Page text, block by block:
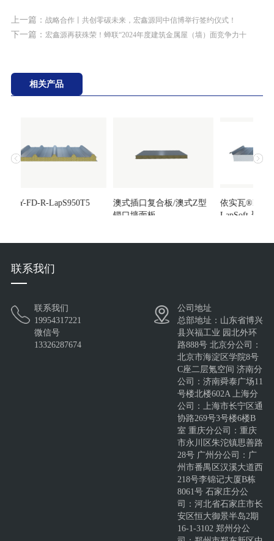
上一篇： 战略合作丨共创零碳未来，宏鑫源同中信博举行签约仪式！
下一篇： 宏鑫源再获殊荣！蝉联“2024年度建筑金属屋（墙）面竞争力十
相关产品
HXY-FD-R-LapS950T5
澳式插口复合板/澳式Z型
锁口墙面板
依实瓦
LapSoft-聚氨
澳式插口复合板/澳式Z型
锁口墙面板
依实瓦®InsulateRoof®-
LapSoft-聚氨酯金
联系我们
联系我们
19954317221
微信号
13326287674
公司地址
总部地址：山东省博兴
县兴福工业 园北外环
路888号 北京分公司：
北京市海淀区学院8号
C座二层氪空间 济南分
公司：济南舜泰广场11
号楼北楼602A 上海分
公司：上海市长宁区通
协路269号3号楼6楼B
室 重庆分公司：重庆
市永川区朱沱镇思善路
28号 广州分公司：广
州市番禺区汉溪大道西
218号李锦记大厦B栋
8061号 石家庄分公
司：河北省石家庄市长
安区恒大御景半岛2期
16-1-3102 郑州分公